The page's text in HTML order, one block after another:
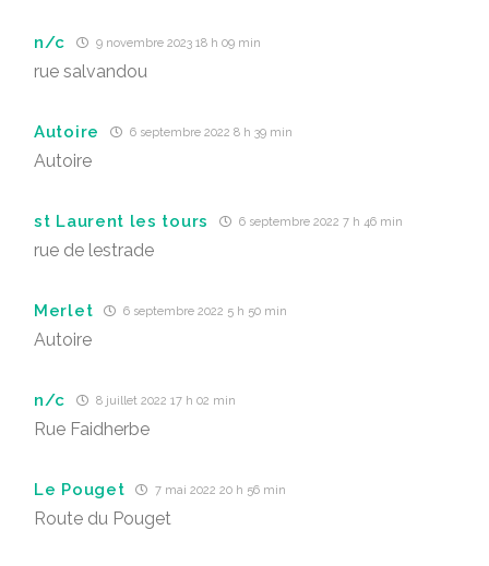
n/c 9 novembre 2023 18 h 09 min
rue salvandou
Autoire 6 septembre 2022 8 h 39 min
Autoire
st Laurent les tours 6 septembre 2022 7 h 46 min
rue de lestrade
Merlet 6 septembre 2022 5 h 50 min
Autoire
n/c 8 juillet 2022 17 h 02 min
Rue Faidherbe
Le Pouget 7 mai 2022 20 h 56 min
Route du Pouget